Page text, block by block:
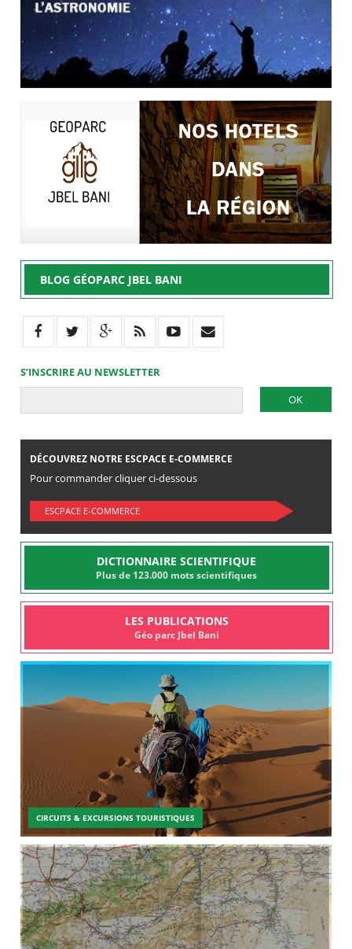
BLOG GÉOPARC JBEL BANI
S’INSCRIRE AU NEWSLETTER
DÉCOUVREZ NOTRE ESCPACE E-COMMERCE
Pour commander cliquer ci-dessous
ESCPACE E-COMMERCE
DICTIONNAIRE SCIENTIFIQUE
Plus de 123.000 mots scientifiques
LES PUBLICATIONS
Géo parc Jbel Bani
CIRCUITS & EXCURSIONS TOURISTIQUES